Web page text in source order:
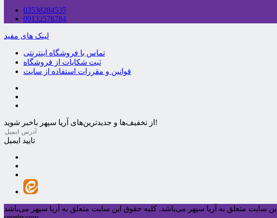
03538284535
09132578784
لینک های مفید
تماس با فروشگاه اینترنتی
ثبت شکایات از فروشگاه
قوانین و مقررات استفاده از سایت
از تخفیف‌ها و جدیدترین‌های آریا سپهر باخبر شوید!
تایید ایمیل
سايت متعلق به آریا سپهر می‌باشد.